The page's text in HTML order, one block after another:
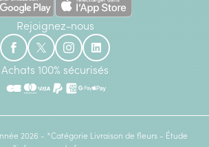
Rejoignez-nous
Achats 100% sécurisés
2026 - *Catégorie Livraison de fleurs - Étude